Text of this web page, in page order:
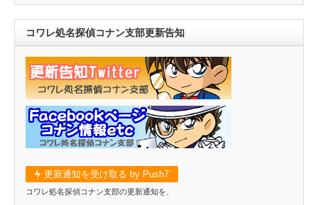
コワレ処名探偵コナン支部更新告知
更新通知を受け取る by Push7
コワレ処名探偵コナン支部の更新通知を、